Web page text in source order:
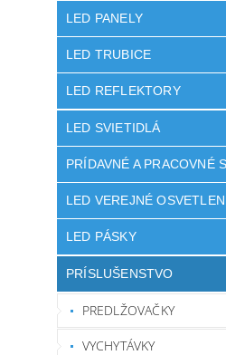
LED PANELY
LED TRUBICE
LED REFLEKTORY
LED SVIETIDLÁ
PRÍDAVNÉ A PRACOVNÉ
LED VEREJNÉ
LED PÁSKY
PRÍSLUŠENSTVO
PREDLŽOVAČKY
VYCHYTÁVKY